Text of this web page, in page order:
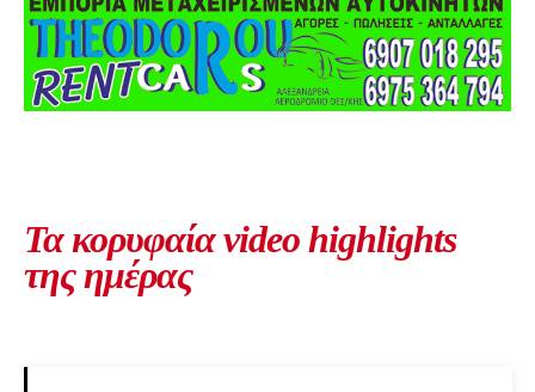
Τα κορυφαία video highlights
της ημέρας